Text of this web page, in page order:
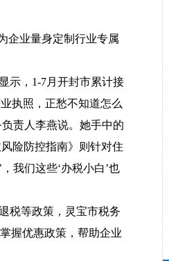
企业量身定制行业专属
示， 1-7月开封市累计接
执照，正愁不知道怎么
责人李燕说。她手中的
险防控指南》则针对住
我们这些‘办税小白’也
税等政策，灵宝市税务
握优惠政策，帮助企业